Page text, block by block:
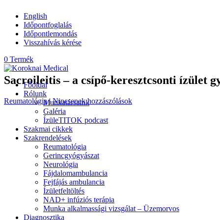
English
Időpontfoglalás
Időpontlemondás
Visszahívás kérése
0 Termék
Főoldal
Rólunk
Munkatársaink
Galéria
ÍzüleTITOK podcast
Szakmai cikkek
Szakrendelések
Reumatológia
Gerincgyógyászat
Neurológia
Fájdalomambulancia
Fejfájás ambulancia
Ízületfeltöltés
NAD+ infúziós terápia
Munka alkalmassági vizsgálat – Üzemorvos
Diagnosztika
Sacroileitis – a csípő-keresztcsonti ízület
Reumatológia|Nincsenek hozzászólások